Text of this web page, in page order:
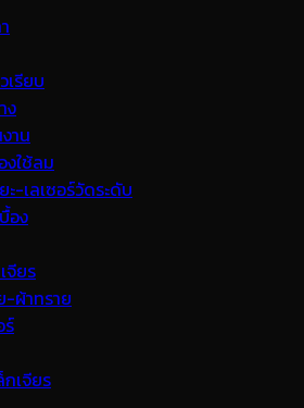
รียบ
ง
าน
งใช้ลม
ะ-เลเซอร์วัดระดับ
อง
จียร
-ผ้าทราย
ร์
เจียร